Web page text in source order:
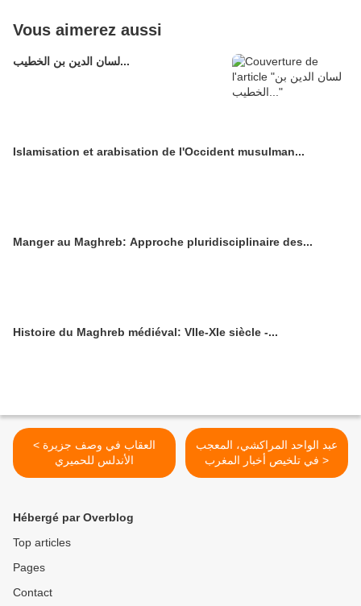
Vous aimerez aussi
لسان الدين بن الخطيب...
Islamisation et arabisation de l'Occident musulman...
Manger au Maghreb: Approche pluridisciplinaire des...
Histoire du Maghreb médiéval: VIIe-XIe siècle -...
< العقاب في وصف جزيرة
الأندلس للحميري
عبد الواحد المراكشي، المعجب
في تلخيص أخبار المغرب >
Hébergé par Overblog
Top articles
Pages
Contact